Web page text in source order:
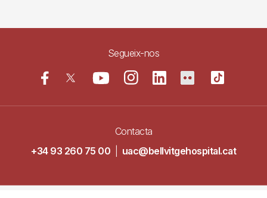
Segueix-nos
Contacta
+34 93 260 75 00
uac@bellvitgehospital.cat